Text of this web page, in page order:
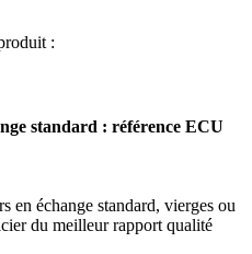
:
standard : référence ECU
en échange standard, vierges ou
du meilleur rapport qualité